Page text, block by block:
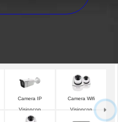
Camera IP
Visioncop
Camera Wifi
Visioncop